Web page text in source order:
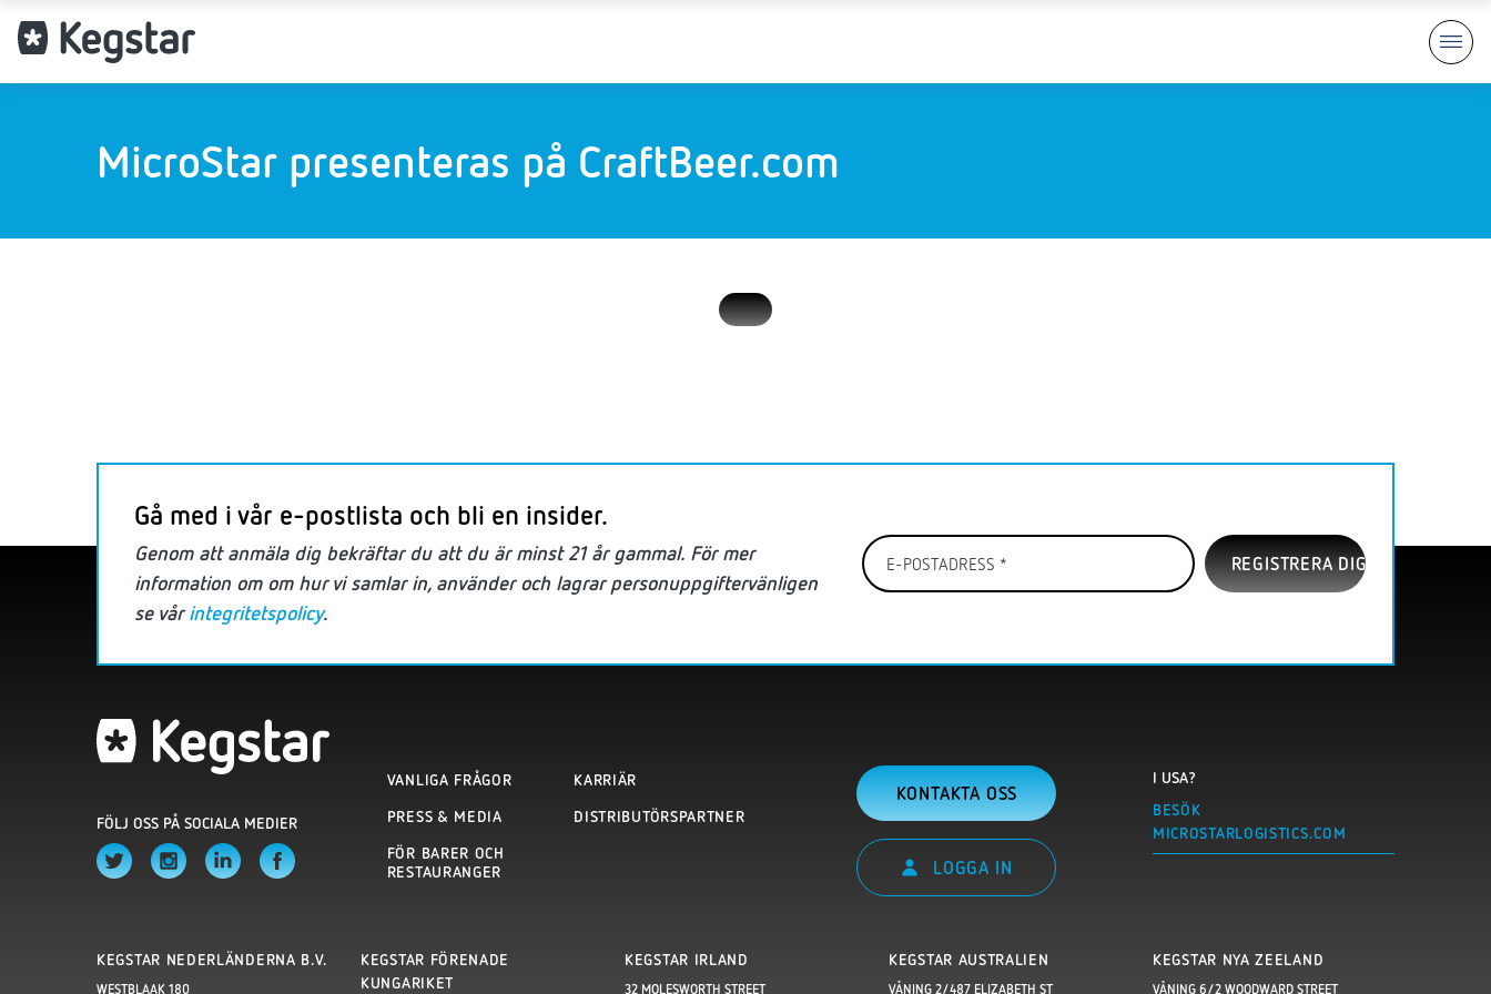
MicroStar presenteras på CraftBeer.com
Gå med i vår e-postlista och bli en insider.
Genom att anmäla dig bekräftar du att du ärminst21 år gammal. För mer
information om om hur vi samlar in, använder och lagrar personuppgiftervänligen
se vårintegritetspolicy.
E-
postadress
VANLIGA FRÅGOR
KARRIÄR
PRESS & MEDIA
DISTRIBUTÖRSPARTNER
FÖR BARER OCH
RESTAURANGER
KONTAKTA OSS
LOGGA IN
FÖLJ OSS PÅ SOCIALA MEDIER
I USA?
BESÖK
MICROSTARLOGISTICS.COM
KEGSTAR NEDERLÄNDERNA B.V.
WESTBLAAK 180
KEGSTAR FÖRENADE
KUNGARIKET
KEGSTAR IRLAND
32 MOLESWORTH STREET
KEGSTAR AUSTRALIEN
VÅNING 2/487 ELIZABETH ST
KEGSTAR NYA ZEELAND
VÅNING 6/2 WOODWARD STREET